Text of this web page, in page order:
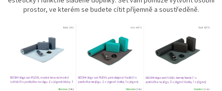
prostor, ve kterém se budete cítit příjemně a soustředěně.